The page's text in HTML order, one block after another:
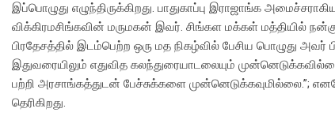
இப்பொழுது எழுந்திருக்கிறது. பாதுகாப்பு இராஜாங்க
விக்கிரமசிங்கவின் மருமகன் இவர். சிங்கள மக்கள் மத்தியில்
பிரதேசத்தில் இடம்பெற்ற ஒரு மத நிகழ்வில் பேசிய பொழுது அவர்
இதுவரையிலும் எதுவித கலந்துரையாடலையும்
பற்றி அரசாங்கத்துடன் பேச்சுக்களை முன்னெடுக்கவுமில்லை.”;
தெரிகிறது.